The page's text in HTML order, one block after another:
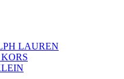
LAUREN